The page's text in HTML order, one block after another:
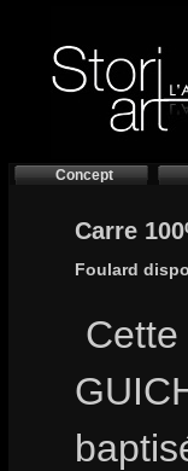
Concept
Carre
Foulard